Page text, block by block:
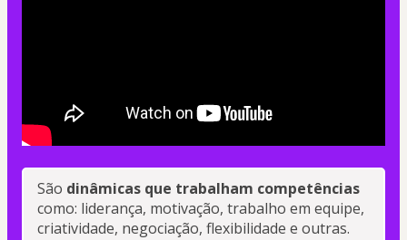
São dinâmicas que trabalham competências
como: liderança, motivação, trabalho em equipe,
criatividade, negociação, flexibilidade e outras.